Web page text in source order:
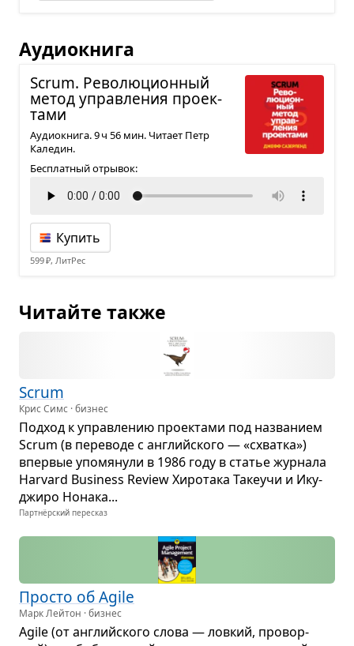
Аудиокнига
Scrum. Рево­лю­ци­он­ный
метод управ­ле­ния про­ек­
тами
Аудиокнига. 9 ч 56 мин. Читает Петр
Каледин.
Бесплатный отрывок:
Купить
599 ₽, ЛитРес
Читайте также
Scrum
Крис Симс · бизнес
Под­ход к управ­ле­нию про­ек­тами под назва­нием
Scrum (в пере­воде с английского — «схватка»)
впер­вые упо­мя­нули в 1986 году в ста­тье жур­нала
Harvard Business Review Хиро­така Таке­учи и Ику­
джиро Нонака...
Партнёрский пересказ
Про­сто об Agile
Марк Лейтон · бизнес
Agile (от английского слова — лов­кий, про­вор­